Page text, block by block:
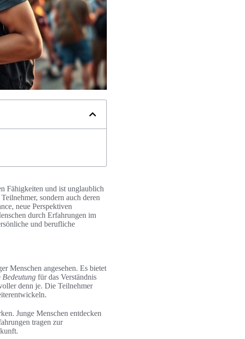
Fähigkeiten und ist unglaublich
sondern auch deren
neue Perspektiven
durch Erfahrungen im
und berufliche
Menschen angesehen. Es bietet
Bedeutung für das Verständnis
denn je. Die Teilnehmer
Junge Menschen entdecken
tragen zur